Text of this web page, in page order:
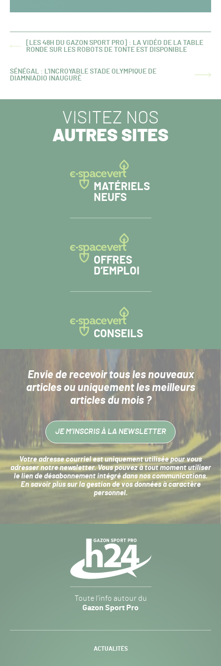
ARTICLE
[LES 48H DU GAZON SPORT PRO] : LA VIDÉO DE LA TABLE
RONDE SUR LES ROBOTS DE TONTE EST DISPONIBLE
ARTICLE
SÉNÉGAL : L'INCROYABLE STADE OLYMPIQUE DE
DIAMNIADIO INAUGURÉ
VISITEZ NOS
AUTRES SITES
MATÉRIELS
NEUFS
OFFRES
D’EMPLOI
CONSEILS
Envie de recevoir tous les nouveaux
articlesou uniquement les meilleurs
articles du mois ?
JE M’INSCRIS À LA NEWSLETTER
Votre adresse courriel est uniquement utilisée pour vous
adresser notre newsletter. Vous pouvez à tout moment utiliser
le lien de désabonnement intégré dans nos communications.
En savoir plus sur la gestion de vos données à caractère
personnel.
Sport
Pro
-
Toute l’info autour du
Gazon Sport Pro
ACTUALITÉS